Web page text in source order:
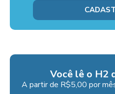
Você lê o H2
A partir de R$5,00 por